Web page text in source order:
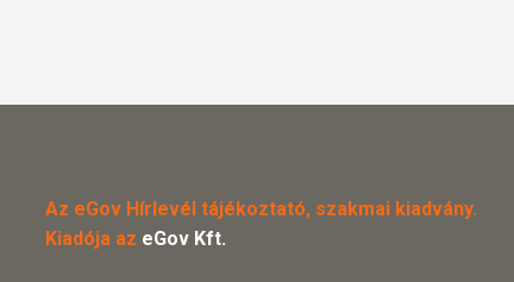
Az eGov Hírlevél tájékoztató, szakmai kiadvány.
Kiadója az eGov Kft.